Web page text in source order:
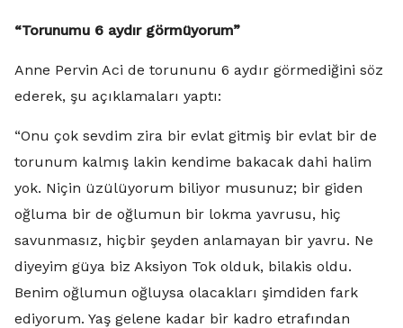
“Torunumu 6 aydır görmüyorum”
Anne Pervin Aci de torununu 6 aydır görmediğini söz
ederek, şu açıklamaları yaptı:
“Onu çok sevdim zira bir evlat gitmiş bir evlat bir de
torunum kalmış lakin kendime bakacak dahi halim
yok. Niçin üzülüyorum biliyor musunuz; bir giden
oğluma bir de oğlumun bir lokma yavrusu, hiç
savunmasız, hiçbir şeyden anlamayan bir yavru. Ne
diyeyim güya biz Aksiyon Tok olduk, bilakis oldu.
Benim oğlumun oğluysa olacakları şimdiden fark
ediyorum. Yaş gelene kadar bir kadro etrafından